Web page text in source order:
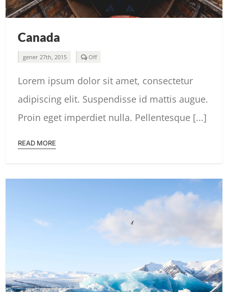
Canada
gener 27th, 2015 OffComments
Canada
Lorem ipsum dolor sit amet, consectetur
adipiscing elit. Suspendisse id mattis augue.
Proin eget imperdiet nulla. Pellentesque [...]
READ MORE